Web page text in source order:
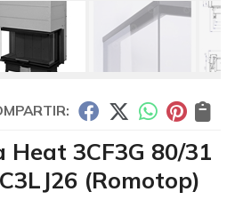
Heat 3CF3G 80/31
(Romotop)